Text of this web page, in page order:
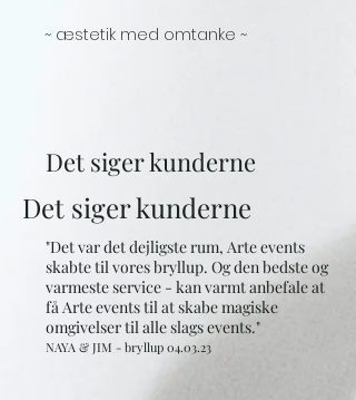
~ æstetik med omtanke ~
Det siger kunderne
Det siger kunderne
"Det var det dejligste rum, Arte events
skabte til vores bryllup. Og den bedste og
varmeste service - kan varmt anbefale at
få Arte events til at skabe magiske
omgivelser til alle slags events."
NAYA & JIM - bryllup 04.03.23